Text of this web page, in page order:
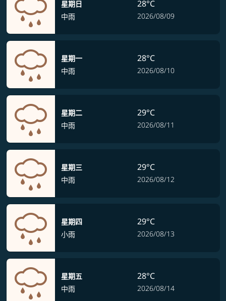
星期日
中雨
28°C
2026/08/09
星期一
中雨
28°C
2026/08/10
星期二
中雨
29°C
2026/08/11
星期三
中雨
29°C
2026/08/12
星期四
小雨
29°C
2026/08/13
星期五
中雨
28°C
2026/08/14